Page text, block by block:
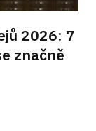
2026: 7
značně